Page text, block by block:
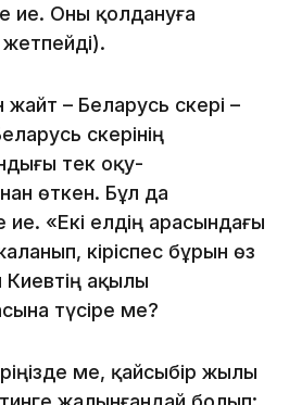
ие. Оны қолдануға
жайт – Беларусь әскері –
әскерінің
тек оқу-
өткен. Бұл да
ие. «Екі елдің арасындағы
кіріспес бұрын өз
Киевтің ақылы
түсіре ме?
ме, қайсыбір жылы